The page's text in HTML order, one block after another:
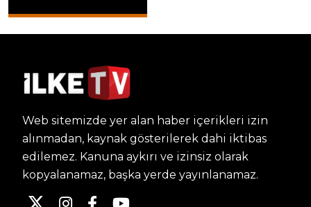
Web sitemizde yer alan haber içerikleri izin
alınmadan, kaynak gösterilerek dahi iktibas
edilemez. Kanuna aykırı ve izinsiz olarak
kopyalanamaz, başka yerde yayınlanamaz.